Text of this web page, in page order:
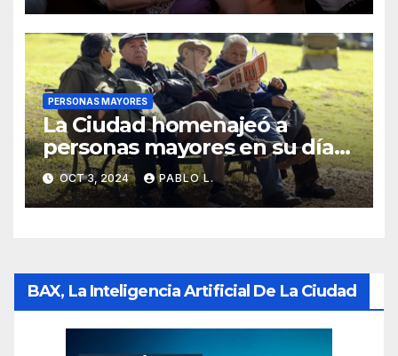
PERSONAS MAYORES
La Ciudad homenajeó a
personas mayores en su día
internacional
OCT 3, 2024 PABLO L.
BAX, La Inteligencia Artificial De La Ciudad